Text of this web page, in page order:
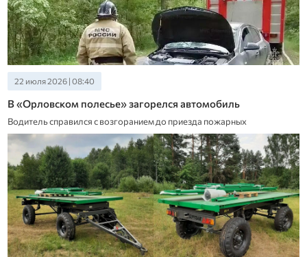
22 июля 2026 | 08:40
В «Орловском полесье» загорелся автомобиль
Водитель справился с возгоранием до приезда пожарных